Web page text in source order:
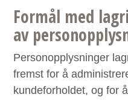
Formål med
av
Personopplysninger
fremst for å
kundeforholdet, og for